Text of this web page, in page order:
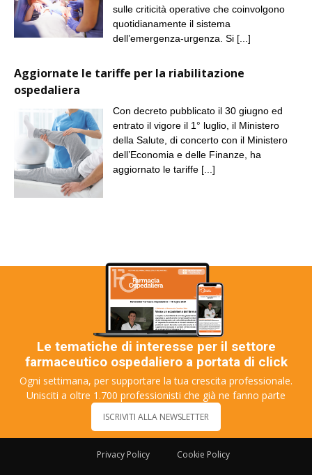
sulle criticità operative che coinvolgono
quotidianamente il sistema
dell’emergenza-urgenza. Si [...]
Aggiornate le tariffe per la riabilitazione
ospedaliera
Con decreto pubblicato il 30 giugno ed
entrato il vigore il 1° luglio, il Ministero
della Salute, di concerto con il Ministero
dell’Economia e delle Finanze, ha
aggiornato le tariffe [...]
Le tematiche di interesse per il settore
farmaceutico ospedaliero a portata di click
Ogni settimana, per supportare la tua crescita professionale.
Unisciti a oltre 1.700 professionisti che già ne fanno parte
ISCRIVITI ALLA NEWSLETTER
Privacy Policy Cookie Policy